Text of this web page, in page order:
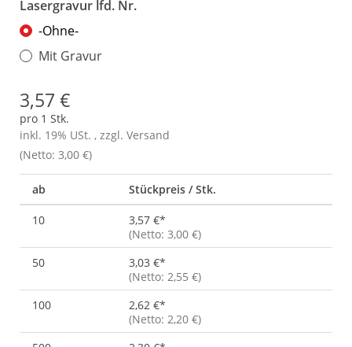
Lasergravur lfd. Nr.
-Ohne-
Mit Gravur
3,57 €
pro 1 Stk.
inkl. 19% USt. , zzgl. Versand
(Netto: 3,00 €)
ab Stückpreis / Stk.
10 3,57 €*
(Netto: 3,00 €)
50
3,03 €*
(Netto: 2,55 €)
100
2,62 €*
(Netto: 2,20 €)